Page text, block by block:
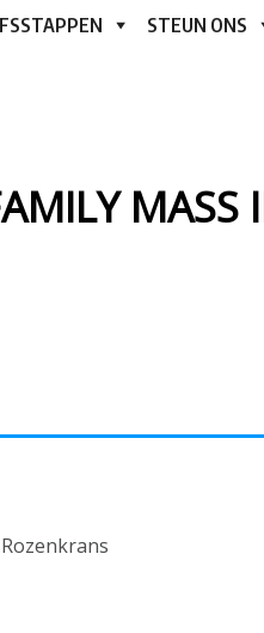
STEUN ONS